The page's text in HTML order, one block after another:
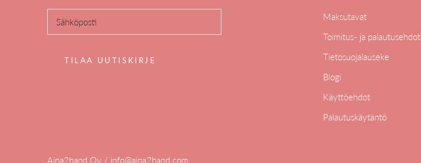
TILAA UUTISKIRJE
Maksutavat
Toimitus- ja palautusehdot
Tietosuojalauseke
Blogi
Käyttöehdot
Palautuskäytäntö
Aina2hand Oy / info@aina2hand.com